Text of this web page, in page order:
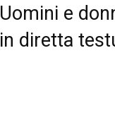
Uomini e
in diretta